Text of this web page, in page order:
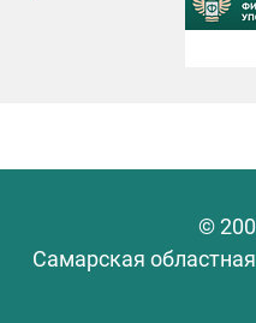
©
Самарская